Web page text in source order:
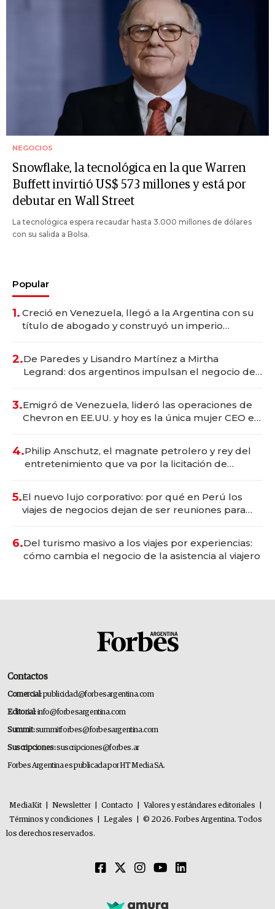
NEGOCIOS
Snowflake, la tecnológica en la que Warren
Buffett invirtió US$ 573 millones y está por
debutar en Wall Street
La tecnológica espera recaudar hasta 3.000 millones de dólares
con su salida a Bolsa.
Popular
1. Creció en Venezuela, llegó a la Argentina con su
título de abogado y construyó un imperio
2.De Paredes y Lisandro Martínez a Mirtha
Legrand: dos argentinos impulsan el negocio del
3.Emigró de Venezuela, lideró las operaciones de
Chevron en EE.UU. y hoy es la única mujer CEO en
4.Philip Anschutz, el magnate petrolero y rey del
entretenimiento que va por la licitación de
5.El nuevo lujo corporativo: por qué en Perú los
viajes de negocios dejan de ser reuniones para
6.Del turismo masivo a los viajes por experiencias:
cómo cambia el negocio de la asistencia al viajero
Contactos
Comercial:publicidad@forbesargentina.com
Editorial:info@forbesargentina.com
Summit:summitforbes@forbesargentina.com
Suscripciones:suscripciones@forbes.ar
Forbes Argentina es publicada por HT Media SA.
MediaKit Newsletter Contacto Valores y estándares editoriales
Términos y condiciones
Legales
© 2026. Forbes Argentina. Todos
los derechos reservados.